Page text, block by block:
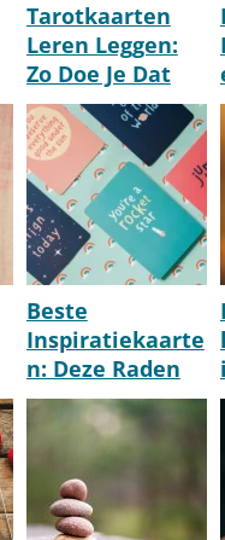
Tarotkaarten
Leren Leggen:
Zo Doe Je Dat
[Stap Voor Stap
Uitleg]
Beste
Inspiratiekaarte
n: Deze Raden
We Aan [Top 10]
[2026]